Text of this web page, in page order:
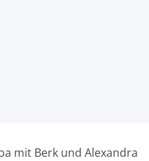
mit Berk und Alexandra